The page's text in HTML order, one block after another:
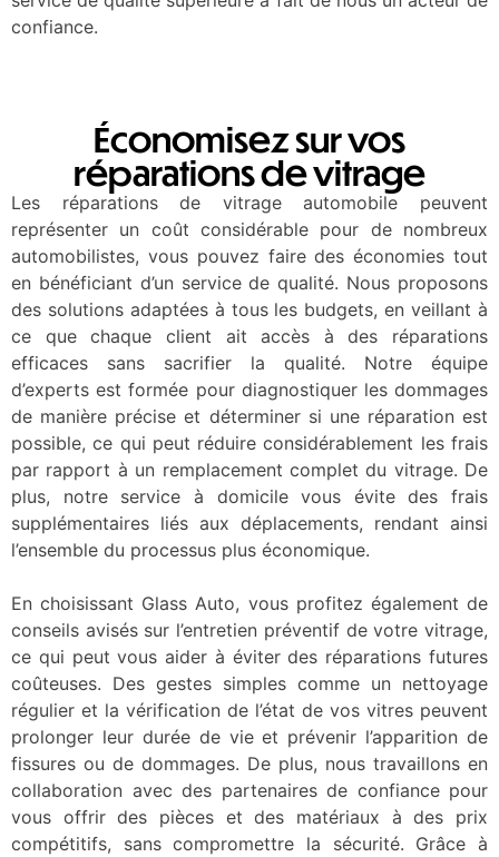
confiance.
Économisez sur vos
réparations de vitrage
Les réparations de vitrage automobile peuvent
représenter un coût considérable pour de nombreux
automobilistes, vous pouvez faire des économies tout
en bénéficiant d’un service de qualité. Nous proposons
des solutions adaptées à tous les budgets, en veillant à
ce que chaque client ait accès à des réparations
efficaces sans sacrifier la qualité. Notre équipe
d’experts est formée pour diagnostiquer les dommages
de manière précise et déterminer si une réparation est
possible, ce qui peut réduire considérablement les frais
par rapport à un remplacement complet du vitrage. De
plus, notre service à domicile vous évite des frais
supplémentaires liés aux déplacements, rendant ainsi
l’ensemble du processus plus économique.
En choisissant Glass Auto, vous profitez également de
conseils avisés sur l’entretien préventif de votre vitrage,
ce qui peut vous aider à éviter des réparations futures
coûteuses. Des gestes simples comme un nettoyage
régulier et la vérification de l’état de vos vitres peuvent
prolonger leur durée de vie et prévenir l’apparition de
fissures ou de dommages. De plus, nous travaillons en
collaboration avec des partenaires de confiance pour
vous offrir des pièces et des matériaux à des prix
compétitifs, sans compromettre la sécurité. Grâce à